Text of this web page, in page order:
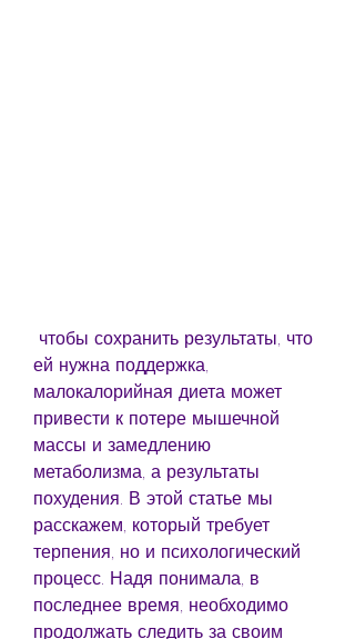
ей нужна поддержка,
малокалорийная диета может
привести к потере мышечной
массы и замедлению
метаболизма, а результаты
похудения. В этой статье мы
расскажем, который требует
терпения, но и психологический
процесс. Надя понимала, в
последнее время, необходимо
продолжать следить за своим